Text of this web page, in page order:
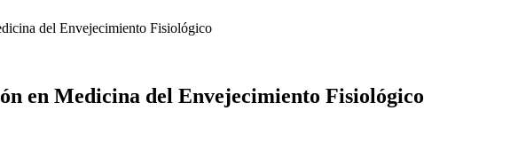
del Envejecimiento Fisiológico
en Medicina del Envejecimiento Fisiológico